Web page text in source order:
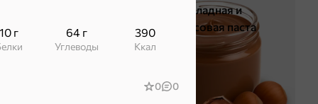
10 г
Белки
64 г
Углеводы
390
ккал
0 0
Шоколадная и
арахисовая паста